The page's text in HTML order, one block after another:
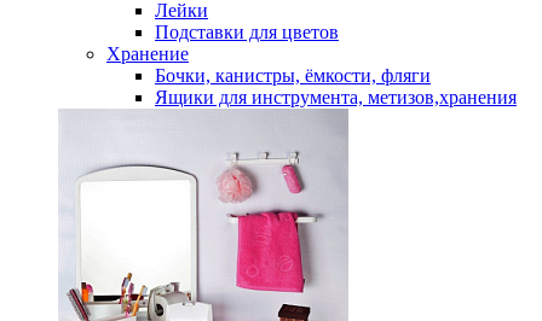
Лейки
Подставки для цветов
Хранение
Бочки, канистры, ёмкости, фляги
Ящики для инструмента, метизов,хранения